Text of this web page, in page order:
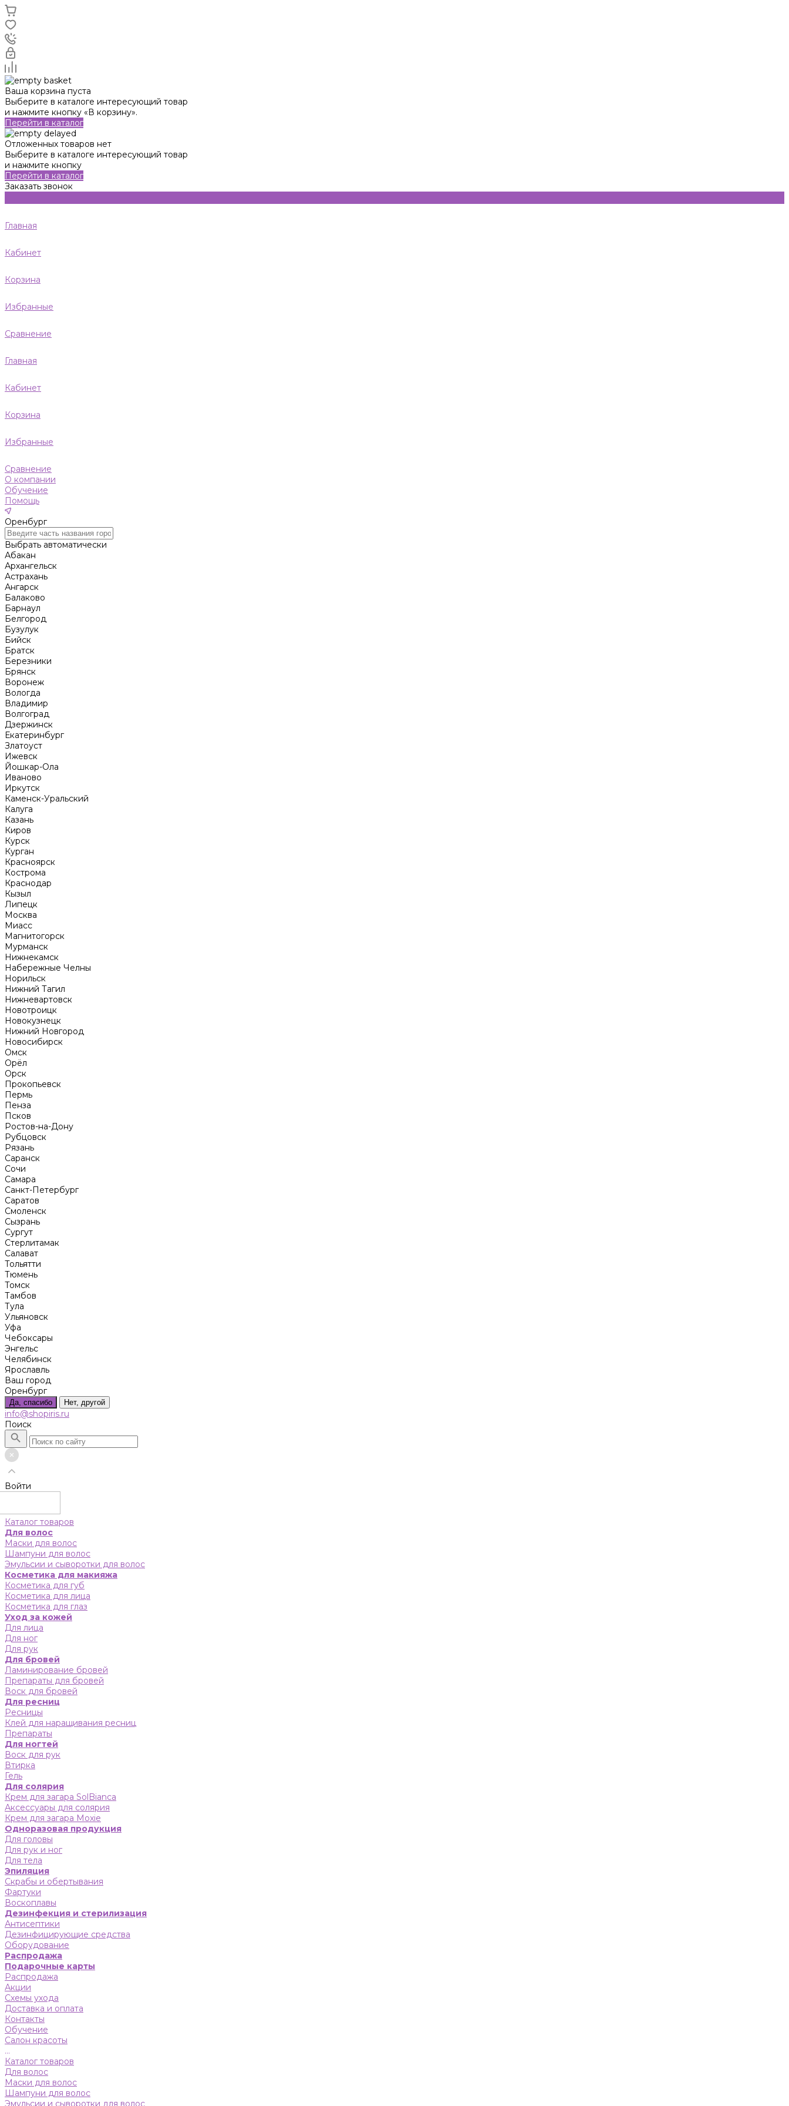
Ваша корзина пуста
Выберите в каталоге интересующий товар
и нажмите кнопку «В корзину».
Перейти в каталог
Отложенных товаров нет
Выберите в каталоге интересующий товар
и нажмите кнопку
Перейти в каталог
Заказать звонок
Главная
Кабинет
Корзина
Избранные
Сравнение
Главная
Кабинет
Корзина
Избранные
Сравнение
О компании
Обучение
Помощь
Оренбург
Выбрать автоматически
Абакан
Архангельск
Астрахань
Ангарск
Балаково
Барнаул
Белгород
Бузулук
Бийск
Братск
Березники
Брянск
Воронеж
Вологда
Владимир
Волгоград
Дзержинск
Екатеринбург
Златоуст
Ижевск
Йошкар-Ола
Иваново
Иркутск
Каменск-Уральский
Калуга
Казань
Киров
Курск
Курган
Красноярск
Кострома
Краснодар
Кызыл
Липецк
Москва
Миасс
Магнитогорск
Мурманск
Нижнекамск
Набережные Челны
Норильск
Нижний Тагил
Нижневартовск
Новотроицк
Новокузнецк
Нижний Новгород
Новосибирск
Омск
Орёл
Орск
Прокопьевск
Пермь
Пенза
Псков
Ростов-на-Дону
Рубцовск
Рязань
Саранск
Сочи
Самара
Санкт-Петербург
Саратов
Смоленск
Сызрань
Сургут
Стерлитамак
Салават
Тольятти
Тюмень
Томск
Тамбов
Тула
Ульяновск
Уфа
Чебоксары
Энгельс
Челябинск
Ярославль
Ваш город
Оренбург
Да, спасибо Нет, другой
info@shopiris.ru
Поиск
Войти
Каталог товаров
Для волос
Маски для волос
Шампуни для волос
Эмульсии и сыворотки для волос
Косметика для макияжа
Косметика для губ
Косметика для лица
Косметика для глаз
Уход за кожей
Для лица
Для ног
Для рук
Для бровей
Ламинирование бровей
Препараты для бровей
Воск для бровей
Для ресниц
Ресницы
Клей для наращивания ресниц
Препараты
Для ногтей
Воск для рук
Втирка
Гель
Для солярия
Крем для загара SolBianca
Аксессуары для солярия
Крем для загара Moxie
Одноразовая продукция
Для головы
Для рук и ног
Для тела
Эпиляция
Скрабы и обертывания
Фартуки
Воскоплавы
Дезинфекция и стерилизация
Антисептики
Дезинфицирующие средства
Оборудование
Распродажа
Подарочные карты
Распродажа
Акции
Схемы ухода
Доставка и оплата
Контакты
Обучение
Салон красоты
...
Каталог товаров
Для волос
Маски для волос
Шампуни для волос
Эмульсии и сыворотки для волос